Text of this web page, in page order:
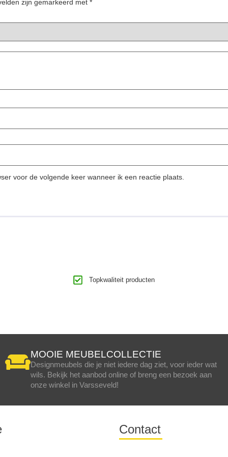
zijn gemarkeerd met *
voor de volgende keer wanneer ik een reactie plaats.
Topkwaliteit producten
MOOIE MEUBELCOLLECTIE
Designmeubels die je niet iedere dag ziet, voor ieder wat
wils. Bekijk het aanbod online of breng een bezoek aan
onze winkel in Varsseveld!
Contact